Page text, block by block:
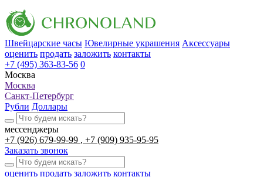
Швейцарские часы Ювелирные украшения Аксессуары
оценить продать заложить контакты
+7 (495) 363-83-56 0
Москва
Москва
Санкт-Петербург
Рубли Доллары
мессенджеры
+7 (926) 679-99-99
+7 (909) 935-95-95
Заказать звонок
оценить продать заложить контакты